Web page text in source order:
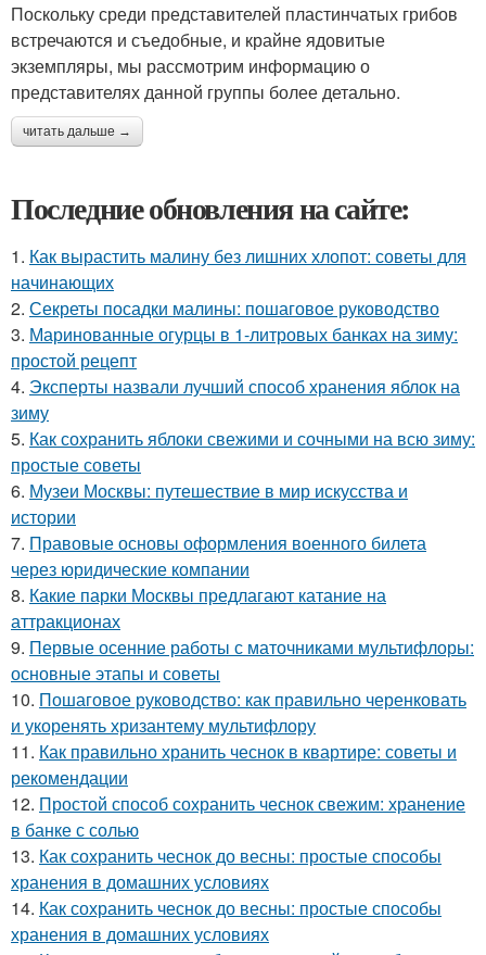
Поскольку среди представителей пластинчатых грибов
встречаются и съедобные, и крайне ядовитые
экземпляры, мы рассмотрим информацию о
представителях данной группы более детально.
читать дальше →
Последние обновления на сайте:
1. Как вырастить малину без лишних хлопот: советы для
начинающих
2. Секреты посадки малины: пошаговое руководство
3. Маринованные огурцы в 1-литровых банках на зиму:
простой рецепт
4. Эксперты назвали лучший способ хранения яблок на
зиму
5. Как сохранить яблоки свежими и сочными на всю зиму:
простые советы
6. Музеи Москвы: путешествие в мир искусства и
истории
7. Правовые основы оформления военного билета
через юридические компании
8. Какие парки Москвы предлагают катание на
аттракционах
9. Первые осенние работы с маточниками мультифлоры:
основные этапы и советы
10. Пошаговое руководство: как правильно черенковать
и укоренять хризантему мультифлору
11. Как правильно хранить чеснок в квартире: советы и
рекомендации
12. Простой способ сохранить чеснок свежим: хранение
в банке с солью
13. Как сохранить чеснок до весны: простые способы
хранения в домашних условиях
14. Как сохранить чеснок до весны: простые способы
хранения в домашних условиях